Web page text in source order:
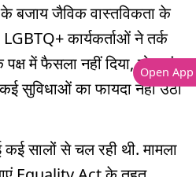
बजाय जैविक वास्तविकता के
कार्यकर्ताओं ने तर्क
में फैसला नहीं दिया, तो ट्रांस
सुविधाओं का फायदा नहीं उठा
सालों से चल रही थी. मामला
Open App